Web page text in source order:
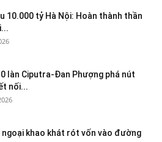
10.000 tỷ Hà Nội: Hoàn thành thần
làn Ciputra-Đan Phượng phá nút
nối...
khao khát rót vốn vào đường